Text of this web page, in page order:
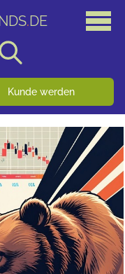
.DE
Kunde werden